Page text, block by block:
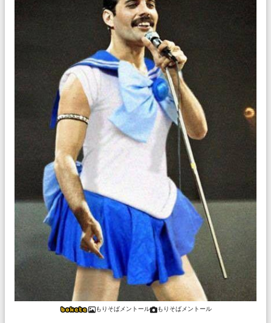
もりそばメントール もりそばメントール